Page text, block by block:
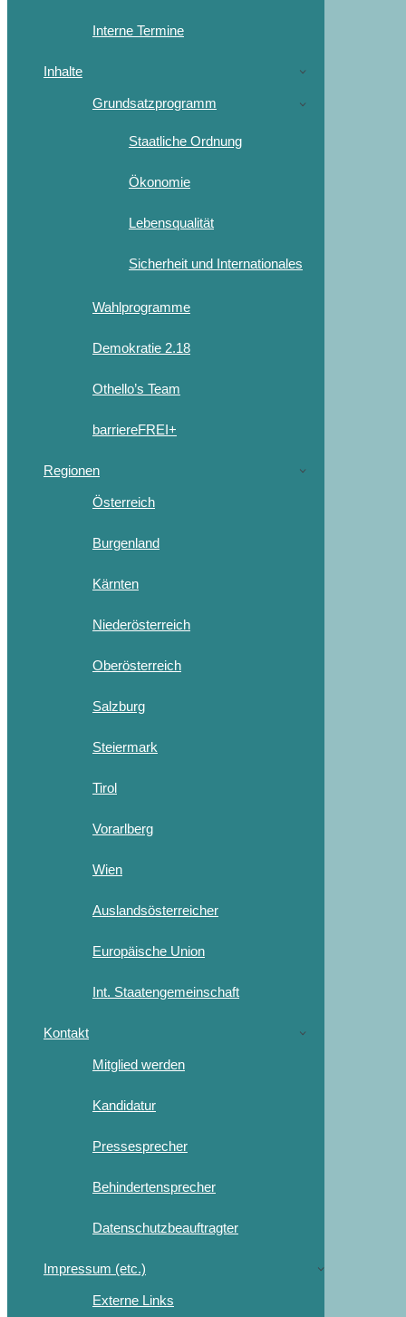
Interne Termine
Inhalte
Grundsatzprogramm
Staatliche Ordnung
Ökonomie
Lebensqualität
Sicherheit und Internationales
Wahlprogramme
Demokratie 2.18
Othello’s Team
barriereFREI+
Regionen
Österreich
Burgenland
Kärnten
Niederösterreich
Oberösterreich
Salzburg
Steiermark
Tirol
Vorarlberg
Wien
Auslandsösterreicher
Europäische Union
Int. Staatengemeinschaft
Kontakt
Mitglied werden
Kandidatur
Pressesprecher
Behindertensprecher
Datenschutzbeauftragter
Impressum (etc.)
Externe Links